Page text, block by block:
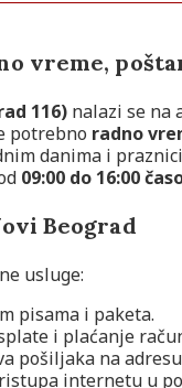
vreme,
116) nalazi se na
potrebno radno
danima i
09:00 do 16:00
Beograd
usluge:
pisama i paketa.
i plaćanje
pošiljaka na
internetu u